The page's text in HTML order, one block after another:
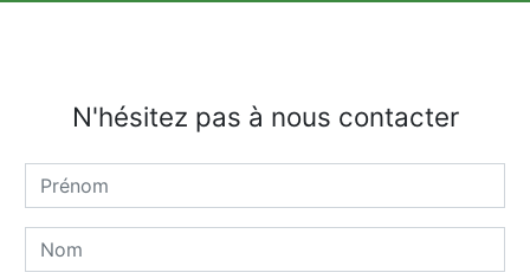
N'hésitez pas à nous contacter